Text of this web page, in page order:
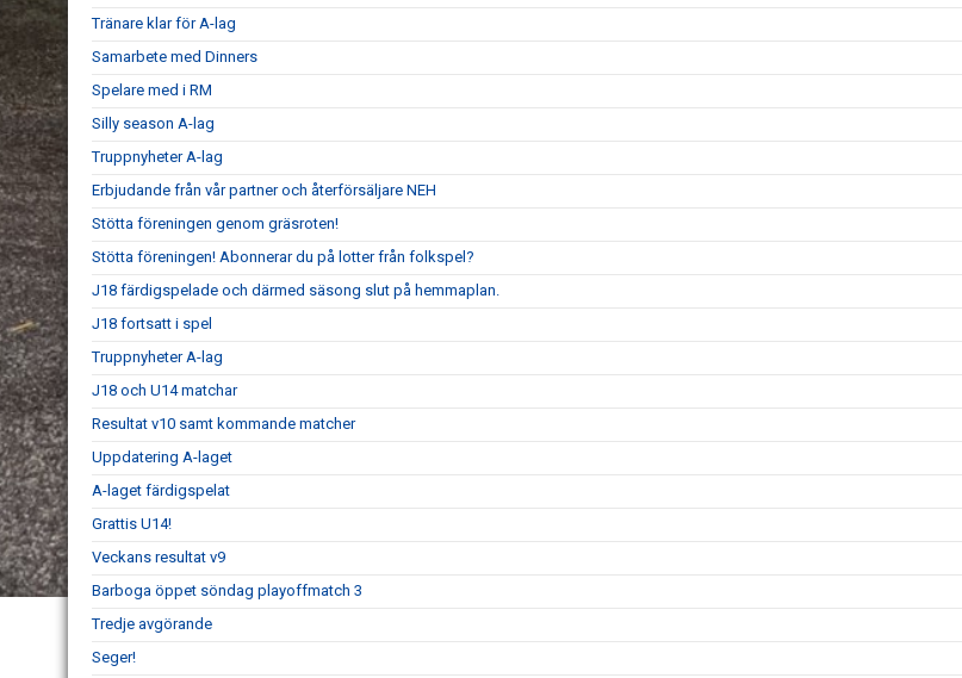
Tränare klar för A-lag
Samarbete med Dinners
Spelare med i RM
Silly season A-lag
Truppnyheter A-lag
Erbjudande från vår partner och återförsäljare NEH
Stötta föreningen genom gräsroten!
Stötta föreningen! Abonnerar du på lotter från folkspel?
J18 färdigspelade och därmed säsong slut på hemmaplan.
J18 fortsatt i spel
Truppnyheter A-lag
J18 och U14 matchar
Resultat v10 samt kommande matcher
Uppdatering A-laget
A-laget färdigspelat
Grattis U14!
Veckans resultat v9
Barboga öppet söndag playoffmatch 3
Tredje avgörande
Seger!